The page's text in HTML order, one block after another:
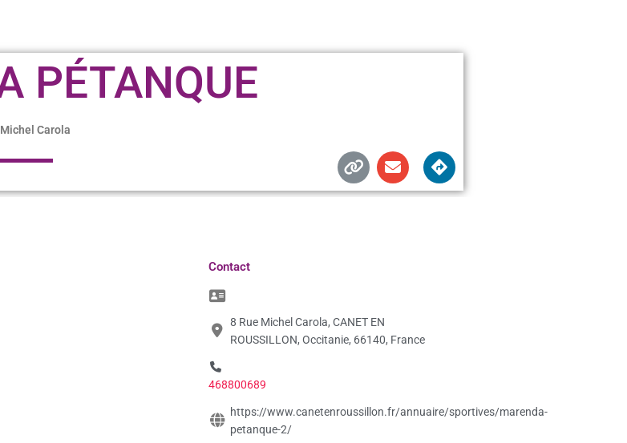
PÉTANQUE
Carola
Contact
8 Rue Michel Carola, CANET EN
ROUSSILLON, Occitanie, 66140, France
468800689
https://www.canetenroussillon.fr/annuaire/sportives/marenda-
petanque-2/